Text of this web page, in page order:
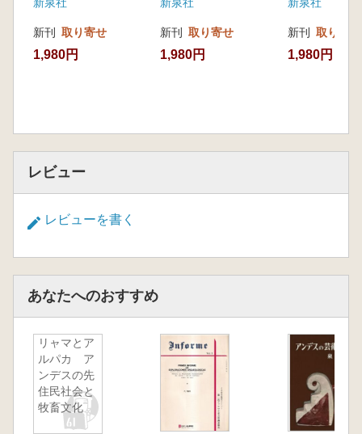
新泉社
新刊 取り寄せ
1,980円
新泉社
新刊 取り寄せ
1,980円
新泉社
新刊 取り寄せ
1,980円
レビュー
レビューを書く
あなたへのおすすめ
リャマとア
ルパカ ア
ンデスの先
住民社会と
牧畜文化